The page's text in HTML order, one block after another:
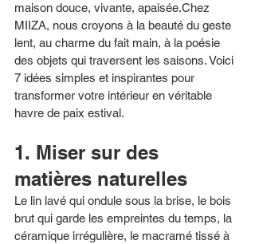
maison douce, vivante, apaisée.Chez
MIIZA, nous croyons à la beauté du geste
lent, au charme du fait main, à la poésie
des objets qui traversent les saisons. Voici
7 idées simples et inspirantes pour
transformer votre intérieur en véritable
havre de paix estival.
1. Miser sur des
matières naturelles
Le lin lavé qui ondule sous la brise, le bois
brut qui garde les empreintes du temps, la
céramique irrégulière, le macramé tissé à